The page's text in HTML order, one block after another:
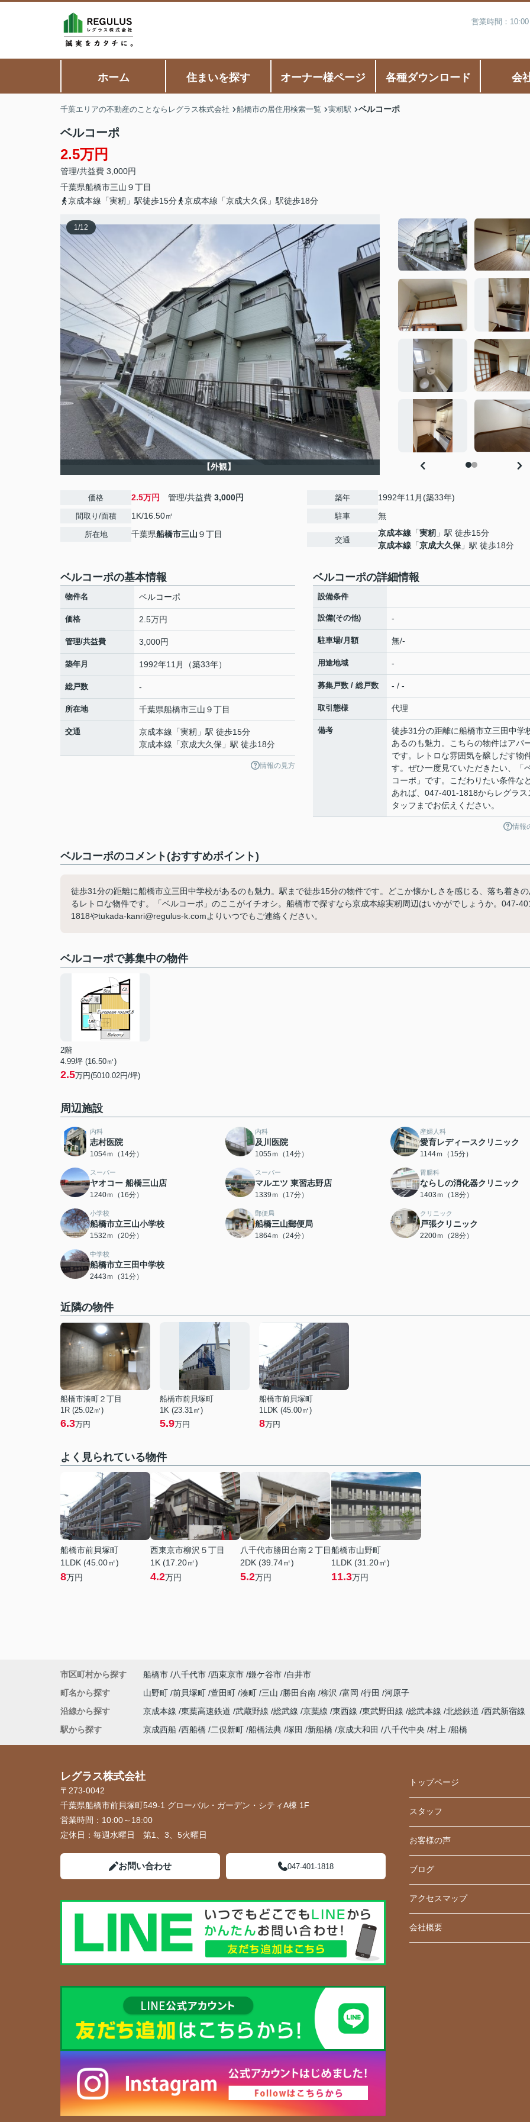
営業時間：
ホーム 住まいを探す オーナー様ページ 各種ダウンロード 会
千葉エリアの不動産のことならレグラス株式会社 船橋市の居住用検索一覧 実籾駅 ベルコーポ
ベルコーポ
2.5万円
管理/共益費 3,000円
千葉県船橋市三山 ９丁目
京成本線「実籾」駅徒歩15分
京成本線「京成大久保」駅徒歩18分
1/12
【外観】
価格 2.5万円 管理/共益費 3,000円
間取り/面積 1K/16.50㎡
所在地 千葉県船橋市三山 ９丁目
築年 1992年11月(築33年)
駐車 無
交通
京成本線 「実籾 」駅 徒歩15分
京成本線 「京成大久保 」駅 徒歩18分
ベルコーポの基本情報
物件名 ベルコーポ
価格 2.5万円
管理/共益費 3,000円
築年月 1992年11月（築33年）
総戸数 -
所在地 千葉県船橋市三山 ９丁目
交通 京成本線 「実籾 」駅 徒歩15分
京成本線 「京成大久保 」駅 徒歩18分
情報の見方
ベルコーポの詳細情報
設備条件
設備(その他) -
駐車場/月額 無/-
用途地域 -
募集戸数 / 総戸数 - / -
取引態様 代理
備考
徒歩31分の距離に船橋市立三田中学
あるのも魅力。こちらの物件はアパ
です。レトロな雰囲気を醸しだす物
す。ぜひ一度見ていただきたい、「
コーポ」です。こだわりたい条件な
あれば、047-401-1818からレグラス
タッフまでお伝えください。
情報
ベルコーポのコメント(おすすめポイント)
徒歩31分の距離に船橋市立三田中学校があるのも魅力。駅まで徒歩15分の物件です。どこか懐かしさを感じる、落ち着きの
るレトロな物件です。「ベルコーポ」のここがイチオシ。船橋市で探すなら京成本線実籾周辺はいかがでしょうか。047-
1818やtukada-kanri@regulus-k.comよりいつでもご連絡ください。
ベルコーポで募集中の物件
2階
4.99坪 (16.50㎡)
2.5万円(5010.02円/坪)
周辺施設
内科
志村医院
1054ｍ（14分）
内科
及川医院
1055ｍ（14分）
産婦人科
愛育レディースクリニック
1144ｍ（15分）
スーパー
ヤオコー 船橋三山店
1240ｍ（16分）
スーパー
マルエツ 東習志野店
1339ｍ（17分）
胃腸科
ならしの消化器クリニック
1403ｍ（18分）
小学校
船橋市立三山小学校
1532ｍ（20分）
郵便局
船橋三山郵便局
1864ｍ（24分）
クリニック
戸張クリニック
2200ｍ（28分）
中学校
船橋市立三田中学校
2443ｍ（31分）
近隣の物件
船橋市湊町２丁目
1R (25.02㎡)
6.3万円
船橋市前貝塚町
1K (23.31㎡)
5.9万円
船橋市前貝塚町
1LDK (45.00㎡)
8万円
よく見られている物件
船橋市前貝塚町
1LDK (45.00㎡)
8万円
西東京市柳沢５丁目
1K (17.20㎡)
4.2万円
八千代市勝田台南２丁目
2DK (39.74㎡)
5.2万円
船橋市山野町
1LDK (31.20㎡)
11.3万円
市区町村から探す 船橋市 八千代市 西東京市 鎌ケ谷市 白井市
町名から探す
山野町 前貝塚町 萱田町 湊町 三山 勝田台南 柳沢 富岡 行田
河原子
沿線から探す
京成本線 東葉高速鉄道 武蔵野線 総武線 京葉線 東西線 東武野田線 総武本線 北総鉄道 西武新宿線
駅から探す
京成西船 西船橋 二俣新町 船橋法典 塚田 新船橋 京成大和田 八千代中央 村上 船橋
レグラス株式会社
〒273-0042
千葉県船橋市前貝塚町549-1 グローバル・ガーデン・シティA棟 1F
営業時間： 10:00～18:00
定休日： 毎週水曜日 第1、3、5火曜日
お問い合わせ 047-401-1818
トップページ
スタッフ
お客様の声
ブログ
アクセスマップ
会社概要